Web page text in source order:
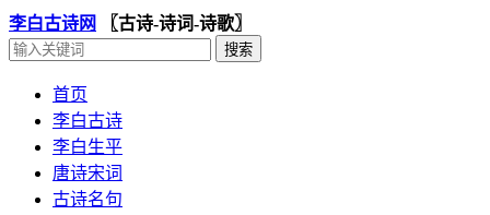
李白古诗网 〖古诗-诗词-诗歌〗
首页
李白古诗
李白生平
唐诗宋词
古诗名句